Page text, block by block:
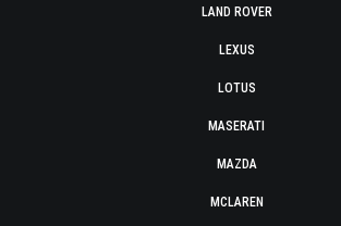
LAND ROVER
LEXUS
LOTUS
MASERATI
MAZDA
MCLAREN